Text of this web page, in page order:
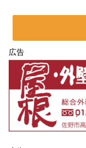
広告